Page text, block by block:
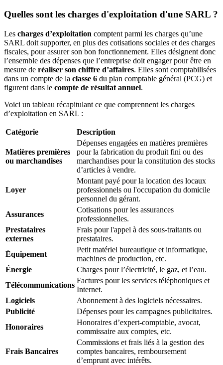
Quelles sont les charges d'exploitation d'une SARL ?
Les charges d’exploitation comptent parmi les charges qu’une
SARL doit supporter, en plus des cotisations sociales et des charges
fiscales, pour assurer son bon fonctionnement. Elles désignent donc
l’ensemble des dépenses que l’entreprise doit engager pour être en
mesure de réaliser son chiffre d’affaires. Elles sont comptabilisées
dans un compte de la classe 6 du plan comptable général (PCG) et
figurent dans le compte de résultat annuel.
Voici un tableau récapitulant ce que comprennent les charges
d’exploitation en SARL :
Catégorie Description
Matières premières
ou marchandises
Dépenses engagées en matières premières
pour la fabrication du produit fini ou des
marchandises pour la constitution des stocks
d’articles à vendre.
Loyer
Montant payé pour la location des locaux
professionnels ou l'occupation du domicile
personnel du gérant.
Assurances
Cotisations pour les assurances
professionnelles.
Prestataires
externes
Frais pour l'appel à des sous-traitants ou
prestataires.
Équipement
Petit matériel bureautique et informatique,
machines de production, etc.
Énergie
Charges pour l’électricité, le gaz, et l’eau.
Télécommunications
Factures pour les services téléphoniques et
Internet.
Logiciels
Abonnement à des logiciels nécessaires.
Publicité
Dépenses pour les campagnes publicitaires.
Honoraires
Honoraires d’expert-comptable, avocat,
commissaire aux comptes, etc.
Frais Bancaires
Commissions et frais liés à la gestion des
comptes bancaires, remboursement
d’emprunt avec intérêts.